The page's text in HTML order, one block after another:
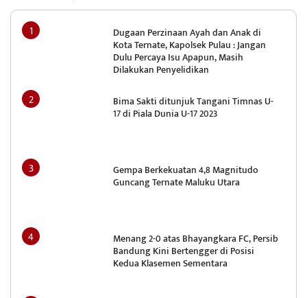
Dugaan Perzinaan Ayah dan Anak di
Kota Ternate, Kapolsek Pulau : Jangan
Dulu Percaya Isu Apapun, Masih
Dilakukan Penyelidikan
Bima Sakti ditunjuk Tangani Timnas U-
17 di Piala Dunia U-17 2023
Gempa Berkekuatan 4,8 Magnitudo
Guncang Ternate Maluku Utara
Menang 2-0 atas Bhayangkara FC, Persib
Bandung Kini Bertengger di Posisi
Kedua Klasemen Sementara